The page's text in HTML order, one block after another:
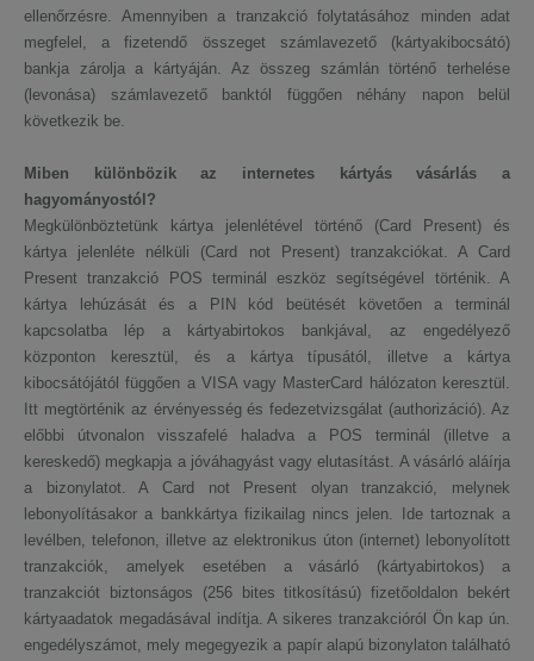
ellenőrzésre. Amennyiben a tranzakció folytatásához minden adat
megfelel, a fizetendő összeget számlavezető (kártyakibocsátó)
bankja zárolja a kártyáján. Az összeg számlán történő terhelése
(levonása) számlavezető banktól függően néhány napon belül
következik be.
Miben különbözik az internetes kártyás vásárlás a
hagyományostól?
Megkülönböztetünk kártya jelenlétével történő (Card Present) és
kártya jelenléte nélküli (Card not Present) tranzakciókat. A Card
Present tranzakció POS terminál eszköz segítségével történik. A
kártya lehúzását és a PIN kód beütését követően a terminál
kapcsolatba lép a kártyabirtokos bankjával, az engedélyező
központon keresztül, és a kártya típusától, illetve a kártya
kibocsátójától függően a VISA vagy MasterCard hálózaton keresztül.
Itt megtörténik az érvényesség és fedezetvizsgálat (authorizáció). Az
előbbi útvonalon visszafelé haladva a POS terminál (illetve a
kereskedő) megkapja a jóváhagyást vagy elutasítást. A vásárló aláírja
a bizonylatot. A Card not Present olyan tranzakció, melynek
lebonyolításakor a bankkártya fizikailag nincs jelen. Ide tartoznak a
levélben, telefonon, illetve az elektronikus úton (internet) lebonyolított
tranzakciók, amelyek esetében a vásárló (kártyabirtokos) a
tranzakciót biztonságos (256 bites titkosítású) fizetőoldalon bekért
kártyaadatok megadásával indítja. A sikeres tranzakcióról Ön kap ún.
engedélyszámot, mely megegyezik a papír alapú bizonylaton található